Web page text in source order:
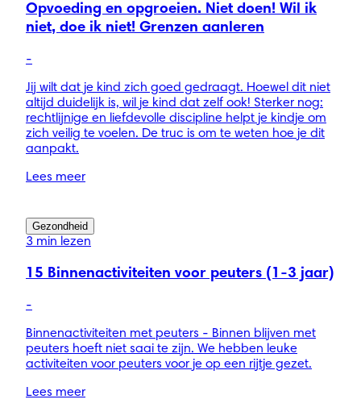
Opvoeding en opgroeien. Niet doen! Wil ik
niet, doe ik niet! Grenzen aanleren
-
Jij wilt dat je kind zich goed gedraagt. Hoewel dit niet
altijd duidelijk is, wil je kind dat zelf ook! Sterker nog:
rechtlijnige en liefdevolle discipline helpt je kindje om
zich veilig te voelen. De truc is om te weten hoe je dit
aanpakt.
Lees meer
Gezondheid
3 min lezen
15 Binnenactiviteiten voor peuters (1-3 jaar)
-
Binnenactiviteiten met peuters - Binnen blijven met
peuters hoeft niet saai te zijn. We hebben leuke
activiteiten voor peuters voor je op een rijtje gezet.
Lees meer